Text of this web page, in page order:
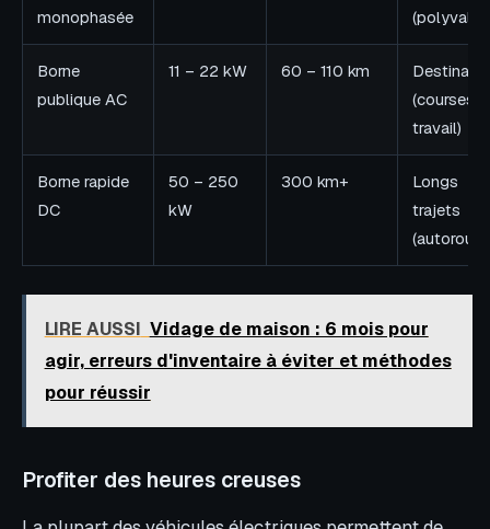
monophasée
Borne
publique AC
11 – 22 kW 60 – 110 km
(courses,
travail)
Borne rapide
DC
50 – 250
kW
300 km+
Longs
trajets
LIRE AUSSI Vidage de maison : 6 mois pour
agir, erreurs d'inventaire à éviter et méthodes
pour réussir
Profiter des heures creuses